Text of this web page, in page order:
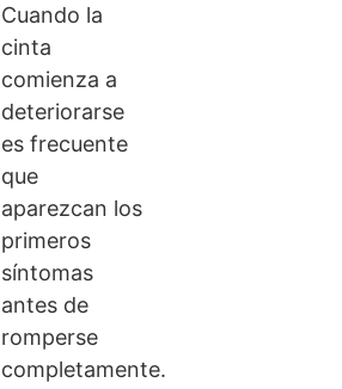
Cuando la
cinta
comienza a
deteriorarse
es frecuente
que
aparezcan los
primeros
síntomas
antes de
romperse
completamente.